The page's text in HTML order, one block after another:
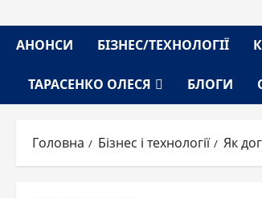
АНОНСИ БІЗНЕС/ТЕХНОЛОГІЇ
ТАРАСЕНКО ОЛЕСЯ БЛОГИ
Головна Бізнес і технології Як